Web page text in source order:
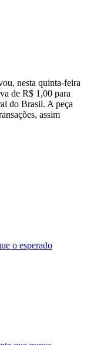
nesta quinta-feira
de R$ 1,00 para
do Brasil. A peça
assim
o esperado